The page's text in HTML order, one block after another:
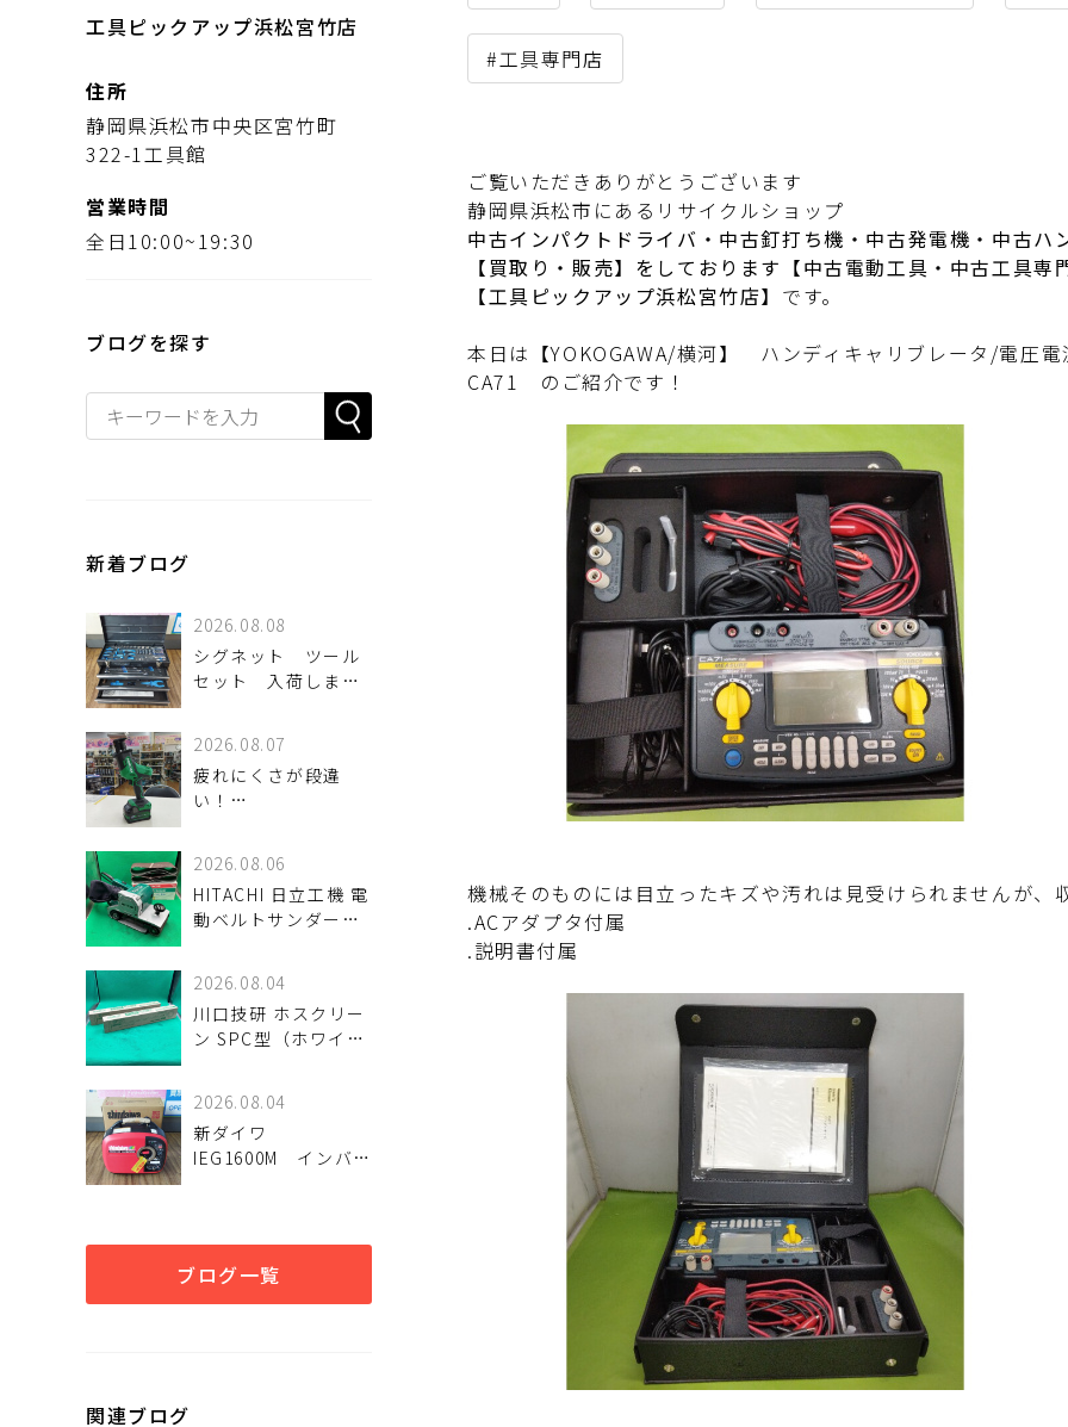
工具ピックアップ浜松宮竹店
住所
静岡県浜松市中央区宮竹町
322-1工具館
営業時間
全日10:00~19:30
ブログを探す
新着ブログ
2026.08.08
シグネット ツール
セット 入荷しまし
2026.08.07
疲れにくさが段違
い！
アップ！
2026.08.06
HITACHI 日立工機 電
動ベルトサンダー
2026.08.04
川口技研 ホスクリー
ン SPC型（ホワイ
2026.08.04
新ダイワ
IEG1600M インバー
ブログ一覧
関連ブログ
#工具専門店
ご覧いただきありがとうございます
静岡県浜松市にあるリサイクルショップ
中古インパクトドライバ・中古釘打ち機・中古発電機・中古ハ
【買取り・販売】をしております【中古電動工具・中古工具専
【工具ピックアップ浜松宮竹店】 です。
本日は 【YOKOGAWA/横河】 ハンディキャリブレータ/電圧電
CA71 のご紹介です！
機械そのものには目立ったキズや汚れは見受けられませんが、
.ACアダプタ付属
.説明書付属